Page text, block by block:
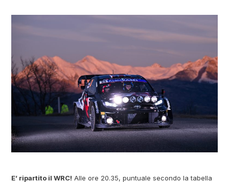
E’ ripartito il WRC! Alle ore 20.35, puntuale secondo la tabella